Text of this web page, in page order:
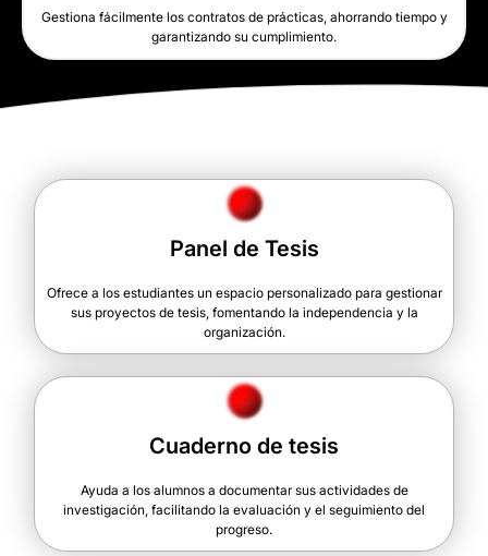
Gestiona fácilmente los contratos de prácticas, ahorrando tiempo y
garantizando su cumplimiento.
Panel de Tesis
Ofrece a los estudiantes un espacio personalizado para gestionar
sus proyectos de tesis, fomentando la independencia y la
organización.
Cuaderno de tesis
Ayuda a los alumnos a documentar sus actividades de
investigación, facilitando la evaluación y el seguimiento del
progreso.